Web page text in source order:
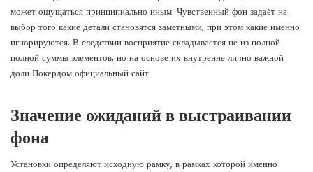
может ощущаться принципиально иным. Чувственный фон задаёт на
выбор того какие детали становятся заметными, при этом какие именно
игнорируются. В следствии восприятие складывается не из полной
полной суммы элементов, но на основе их внутренне лично важной
доли Покердом официальный сайт.
Значение ожиданий в выстраивании
фона
Установки определяют исходную рамку, в рамках которой именно